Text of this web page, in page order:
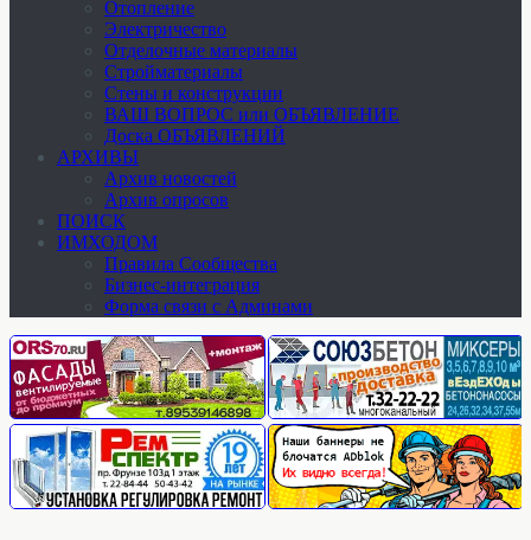
Отопление
Электричество
Отделочные материалы
Стройматериалы
Стены и конструкции
ВАШ ВОПРОС или ОБЪЯВЛЕНИЕ
Доска ОБЪЯВЛЕНИЙ
АРХИВЫ
Архив новостей
Архив опросов
ПОИСК
ИМХОДОМ
Правила Сообщества
Бизнес-интеграция
Форма связи с Админами